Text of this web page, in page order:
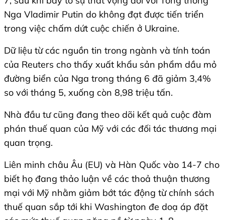
Nga Vladimir Putin do không đạt được tiến triển
trong việc chấm dứt cuộc chiến ở Ukraine.
Dữ liệu từ các nguồn tin trong ngành và tính toán
của Reuters cho thấy xuất khẩu sản phẩm dầu mỏ
đường biển của Nga trong tháng 6 đã giảm 3,4%
so với tháng 5, xuống còn 8,98 triệu tấn.
Nhà đầu tư cũng đang theo dõi kết quả cuộc đàm
phán thuế quan của Mỹ với các đối tác thương mại
quan trọng.
Liên minh châu Âu (EU) và Hàn Quốc vào 14-7 cho
biết họ đang thảo luận về các thoả thuận thương
mại với Mỹ nhằm giảm bớt tác động từ chính sách
thuế quan sắp tới khi Washington đe doạ áp đặt